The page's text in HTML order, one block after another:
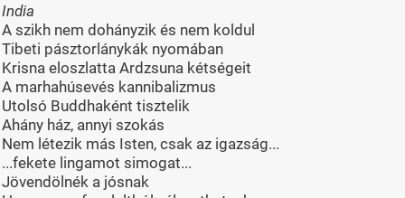
India
A szikh nem dohányzik és nem koldul
Tibeti pásztorlánykák nyomában
Krisna eloszlatta Ardzsuna kétségeit
A marhahúsevés kannibalizmus
Utolsó Buddhaként tisztelik
Ahány ház, annyi szokás
Nem létezik más Isten, csak az igazság...
...fekete lingamot simogat...
Jövendölnék a jósnak